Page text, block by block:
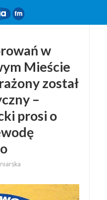
w
Mieście
został
–
prosi o